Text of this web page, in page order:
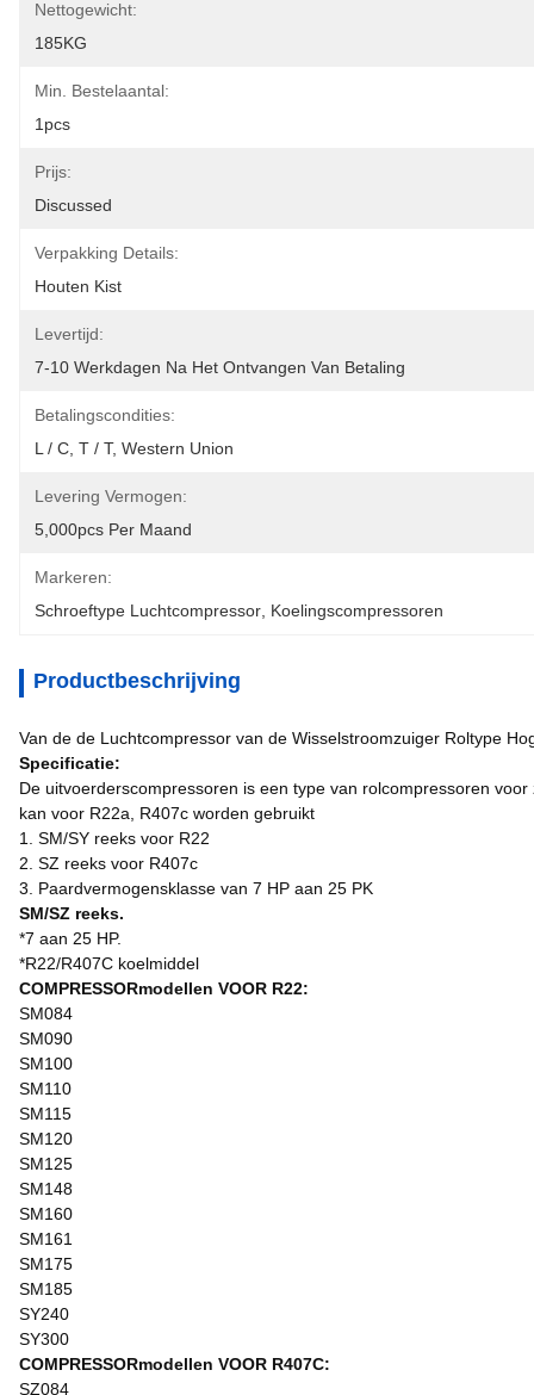
Nettogewicht:
185KG
Min. Bestelaantal:
1pcs
Prijs:
Discussed
Verpakking Details:
Houten Kist
Levertijd:
7-10 Werkdagen Na Het Ontvangen Van Betaling
Betalingscondities:
L / C, T / T, Western Union
Levering Vermogen:
5,000pcs Per Maand
Markeren:
Schroeftype Luchtcompressor Koelingscompressoren
Productbeschrijving
Van de de Luchtcompressor van de Wisselstroomzuiger Roltype
Specificatie:
De uitvoerderscompressoren is een type van rolcompressoren
kan voor R22a, R407c worden gebruikt
1. SM/SY reeks voor R22
2. SZ reeks voor R407c
3. Paardvermogensklasse van 7 HP aan 25 PK
SM/SZ reeks.
*7 aan 25 HP.
*R22/R407C koelmiddel
COMPRESSORmodellen VOOR R22:
SM084
SM090
SM100
SM110
SM115
SM120
SM125
SM148
SM160
SM161
SM175
SM185
SY240
SY300
COMPRESSORmodellen VOOR R407C:
SZ084